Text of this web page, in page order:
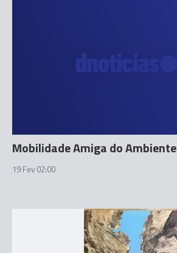
Mobilidade Amiga do Ambiente
19 Fev 02:00